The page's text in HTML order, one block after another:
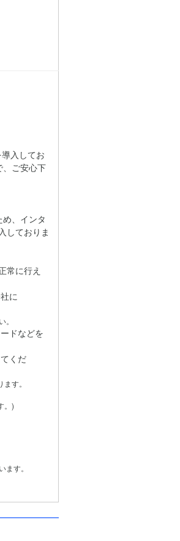
入してお
、ご安心下
、インタ
しておりま
常に行え
に
ドなどを
くだ
す。
。)
す。